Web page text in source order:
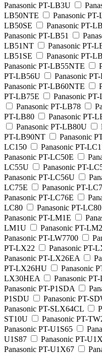
Panasonic PT-LB3U
LB50NTE
Panasonic
LB50SE
Panasonic PT-
Panasonic PT-LB51
LB51NT
Panasonic PT-
LB51SE
Panasonic PT-
Panasonic PT-LB55NTE
PT-LB56U
Panasonic
Panasonic PT-LB60NTE
PT-LB75E
Panasonic
Panasonic PT-LB78
PT-LB80
Panasonic PT-
Panasonic PT-LB80U
PT-LB90NT
Panasonic
LC150
Panasonic PT-
Panasonic PT-LC50E
LC55U
Panasonic PT-
Panasonic PT-LC56U
LC75E
Panasonic PT-
Panasonic PT-LC76E
LC80
Panasonic PT-
Panasonic PT-LM1E
LM1U
Panasonic PT-LM2
Panasonic PT-LW7700
PT-LX22
Panasonic PT-
Panasonic PT-LX26EA
PT-LX26HU
Panasonic
LX30HEA
Panasonic
Panasonic PT-P1SDA
P1SDU
Panasonic PT-
Panasonic PT-SLX64CL
ST10U
Panasonic PT-
Panasonic PT-U1S65
U1S87
Panasonic PT-
Panasonic PT-U1X67